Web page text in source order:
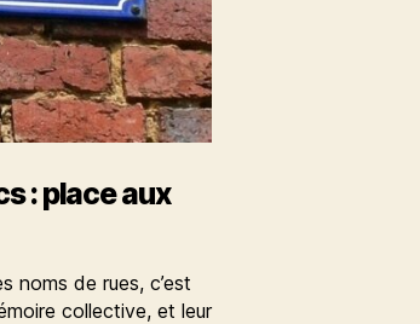
: place aux
noms de rues, c’est
collective, et leur